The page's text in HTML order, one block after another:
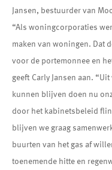
Jansen, bestuurder van
“Als woningcorporaties
maken van woningen. Dat
voor de portemonnee en
geeft Carly Jansen aan.
kunnen blijven doen nu
door het kabinetsbeleid
blijven we graag
buurten van het gas af
toenemende hitte en